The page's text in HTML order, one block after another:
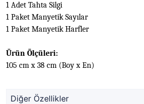
1 Adet Tahta Silgi
1 Paket Manyetik Sayılar
1 Paket Manyetik Harfler
Ürün Ölçüleri:
105 cm x 38 cm (Boy x En)
Diğer Özellikler